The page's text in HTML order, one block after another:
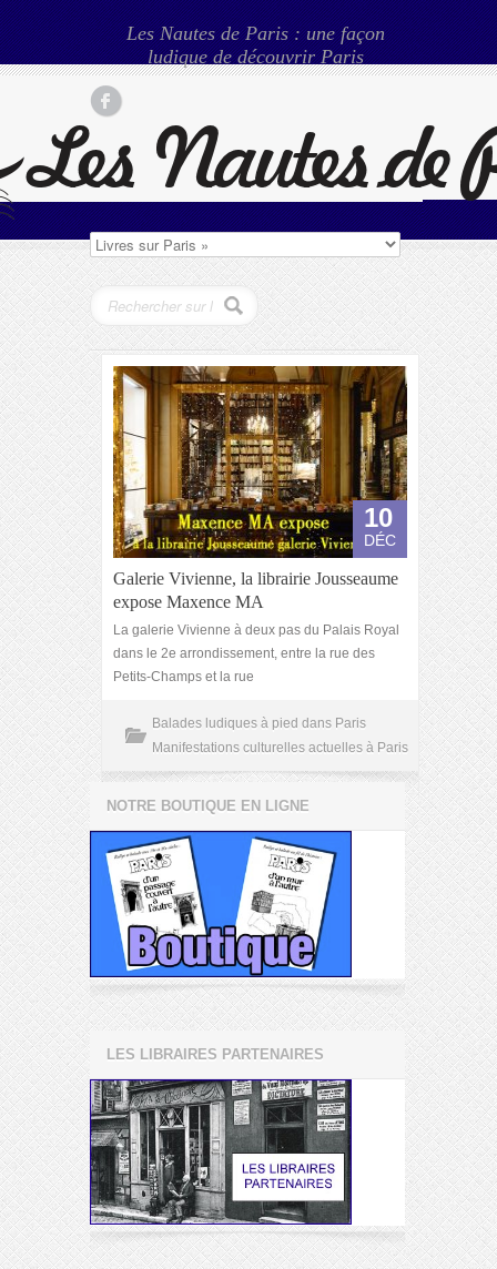
Les Nautes de Paris : une façon
ludique de découvrir Paris
10
DÉC
Galerie Vivienne, la librairie Jousseaume
expose Maxence MA
La galerie Vivienne à deux pas du Palais Royal
dans le 2e arrondissement, entre la rue des
Petits-Champs et la rue
Balades ludiques à pied dans Paris
Manifestations culturelles actuelles à Paris
NOTRE BOUTIQUE EN LIGNE
LES LIBRAIRES PARTENAIRES